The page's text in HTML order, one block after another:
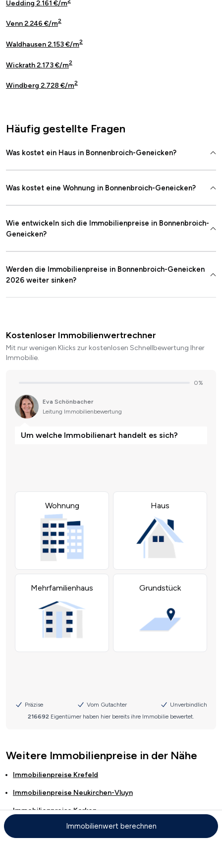
Uedding 2.161 €/m
Venn 2.246 €/m2
Waldhausen 2.153 €/m2
Wickrath 2.173 €/m2
Windberg 2.728 €/m2
Häufig gestellte Fragen
Was kostet ein Haus in Bonnenbroich-Geneicken?
Was kostet eine Wohnung in Bonnenbroich-Geneicken?
Wie entwickeln sich die Immobilienpreise in Bonnenbroich-
Geneicken?
Werden die Immobilienpreise in Bonnenbroich-Geneicken
2026 weiter sinken?
Kostenloser Immobilienwertrechner
Mit nur wenigen Klicks zur kostenlosen Schnellbewertung Ihrer
Immobilie.
Weitere Immobilienpreise in der Nähe
Immobilienpreise Krefeld
Immobilienpreise Neukirchen-Vluyn
ImmobilienpreiseKerken
ImmobilienpreiseIssum
Immobilienwert berechnen